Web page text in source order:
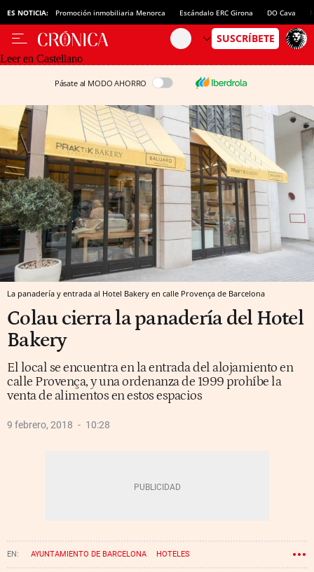
ES NOTICIA: Promoción inmobiliaria Menorca Escándalo ERC Girona DO Cava
Leer en Castellano
Pásate al MODO AHORRO
La panadería y entrada al Hotel Bakery en calle Provença de Barcelona
Colau cierra la panadería del Hotel
Bakery
El local se encuentra en la entrada del alojamiento en
calle Provença, y una ordenanza de 1999 prohíbe la
venta de alimentos en estos espacios
9 febrero, 2018 10:28
AYUNTAMIENTO DE BARCELONA HOTELES